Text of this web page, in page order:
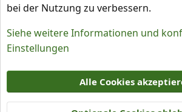
Nutzungsbedingungen
Hilfe und Impressum
R
bei der Nutzung zu verbessern.
Siehe weitere Informationen und
Einstellungen
Alle Cookies